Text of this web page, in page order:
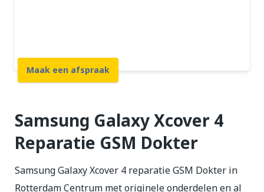
Maak een afspraak
Samsung Galaxy Xcover 4
Reparatie GSM Dokter
Samsung Galaxy Xcover 4 reparatie GSM Dokter in
Rotterdam Centrum met originele onderdelen en al